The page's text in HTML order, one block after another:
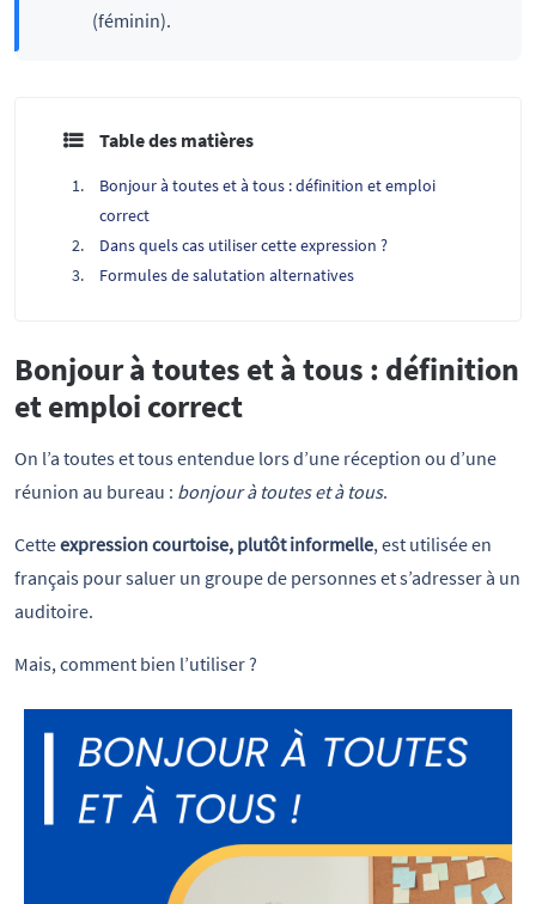
(féminin).
Table des matières
Bonjour à toutes et à tous : définition et emploi
correct
Dans quels cas utiliser cette expression ?
Formules de salutation alternatives
Bonjour à toutes et à tous : définition
et emploi correct
On l’a toutes et tous entendue lors d’une réception ou d’une
réunion au bureau : bonjour à toutes et à tous.
Cetteexpression courtoise, plutôt informelle, est utilisée en
français pour saluer un groupe de personnes et s’adresser à un
auditoire.
Mais, comment bien l’utiliser ?